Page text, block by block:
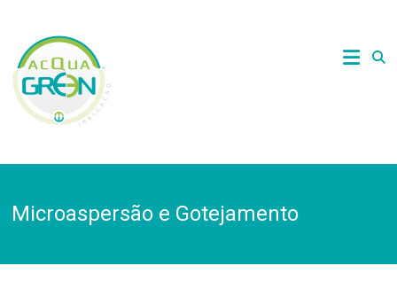
contentAcquagreen
Irrigação
Microaspersão e Gotejamento